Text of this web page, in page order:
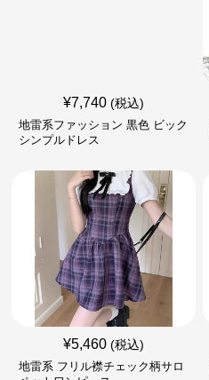
¥7,740 (税込)
地雷系ファッション 黒色 ビック
シンプルドレス
¥5,460 (税込)
地雷系 フリル襟チェック柄サロ